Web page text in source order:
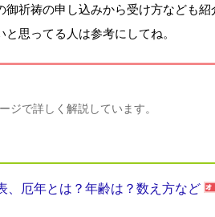
祈祷の申し込みから受け方なども紹
思ってる人は参考にしてね。
で詳しく解説しています。
、厄年とは？年齢は？数え方など